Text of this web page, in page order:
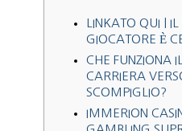
LINKATO QUI | IL
GIOCATORE È
CHE FUNZIONA
CARRIERA
SCOMPIGLIO?
IMMERION